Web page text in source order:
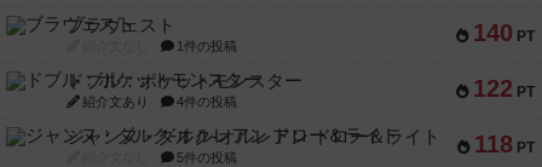
140 PT
ブラヴェスト
1件の投稿
122 PT
ドブル：ポケットモンスター
紹介文あり 4件の投稿
118 PT
ジャンヌ・ダルク-オルレアン ドロー＆ライト
5件の投稿